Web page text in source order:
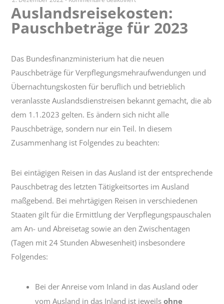
Auslandsreisekosten:
Pauschbeträge
für
Auslandsreisekosten:
Pauschbeträge für 2023
Das Bundesfinanzministerium hat die neuen
Pauschbeträge für Verpflegungsmehraufwendungen und
Übernachtungskosten für beruflich und betrieblich
veranlasste Auslandsdienstreisen bekannt gemacht, die ab
dem 1.1.2023 gelten. Es ändern sich nicht alle
Pauschbeträge, sondern nur ein Teil. In diesem
Zusammenhang ist Folgendes zu beachten:
Bei eintägigen Reisen in das Ausland ist der entsprechende
Pauschbetrag des letzten Tätigkeitsortes im Ausland
maßgebend. Bei mehrtägigen Reisen in verschiedenen
Staaten gilt für die Ermittlung der Verpflegungspauschalen
am An- und Abreisetag sowie an den Zwischentagen
(Tagen mit 24 Stunden Abwesenheit) insbesondere
Folgendes:
Bei der Anreise vom Inland in das Ausland oder
vom Ausland in das Inland ist jeweilsohne